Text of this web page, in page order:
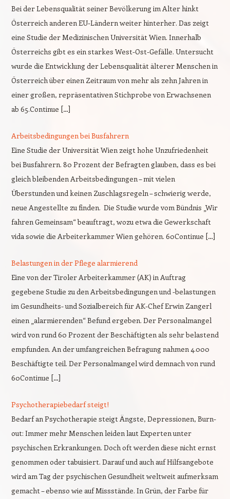
Bei der Lebensqualität seiner Bevölkerung im Alter hinkt
Österreich anderen EU-Ländern weiter hinterher. Das zeigt
eine Studie der Medizinischen Universität Wien. Innerhalb
Österreichs gibt es ein starkes West-Ost-Gefälle. Untersucht
wurde die Entwicklung der Lebensqualität älterer Menschen in
Österreich über einen Zeitraum von mehr als zehn Jahren in
einer großen, repräsentativen Stichprobe von Erwachsenen
ab 65.Continue […]
Arbeitsbedingungen bei Busfahrern
Eine Studie der Universität Wien zeigt hohe Unzufriedenheit
bei Busfahrern. 80 Prozent der Befragten glauben, dass es bei
gleich bleibenden Arbeitsbedingungen – mit vielen
Überstunden und keinen Zuschlagsregeln – schwierig werde,
neue Angestellte zu finden. Die Studie wurde vom Bündnis „Wir
fahren Gemeinsam“ beauftragt, wozu etwa die Gewerkschaft
vida sowie die Arbeiterkammer Wien gehören. 60Continue […]
Belastungen in der Pflege alarmierend
Eine von der Tiroler Arbeiterkammer (AK) in Auftrag
gegebene Studie zu den Arbeitsbedingungen und -belastungen
im Gesundheits- und Sozialbereich für AK-Chef Erwin Zangerl
einen „alarmierenden“ Befund ergeben. Der Personalmangel
wird von rund 60 Prozent der Beschäftigten als sehr belastend
empfunden. An der umfangreichen Befragung nahmen 4.000
Beschäftigte teil. Der Personalmangel wird demnach von rund
60Continue […]
Psychotherapiebedarf steigt!
Bedarf an Psychotherapie steigt Ängste, Depressionen, Burn-
out: Immer mehr Menschen leiden laut Experten unter
psychischen Erkrankungen. Doch oft werden diese nicht ernst
genommen oder tabuisiert. Darauf und auch auf Hilfsangebote
wird am Tag der psychischen Gesundheit weltweit aufmerksam
gemacht – ebenso wie auf Missstände. In Grün, der Farbe für